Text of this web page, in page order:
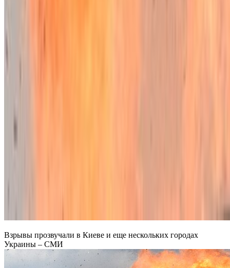
Взрывы прозвучали в Киеве и еще нескольких городах
Украины – СМИ